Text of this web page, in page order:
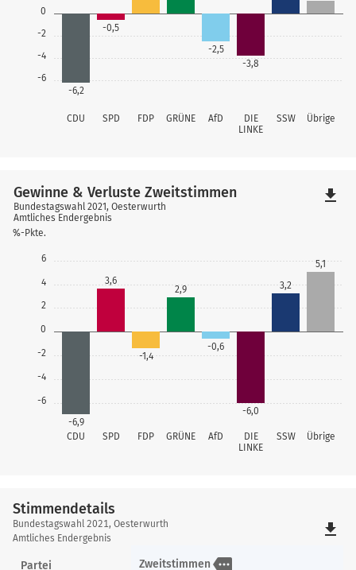
-6
-4
-2
0
CDU SPD FDP GRÜNE AfD
DIE
LINKE
SSW Übrige
-6,2
-0,5
-2,5
-3,8
-6
-4
-2
0
2
4
6
%-Pkte.
CDU SPD FDP GRÜNE AfD
DIE
LINKE
SSW Übrige
-6,9
3,6
-1,4
2,9
-0,6
-6,0
3,2
5,1
Gewinne & Verluste Zweitstimmen
Bundestagswahl 2021, Oesterwurth
Amtliches Endergebnis
file_download
Stimmendetails
Stimmendetails
Bundestagswahl 2021, Oesterwurth
Amtliches Endergebnis
file_download
Partei Zweitstimmen more